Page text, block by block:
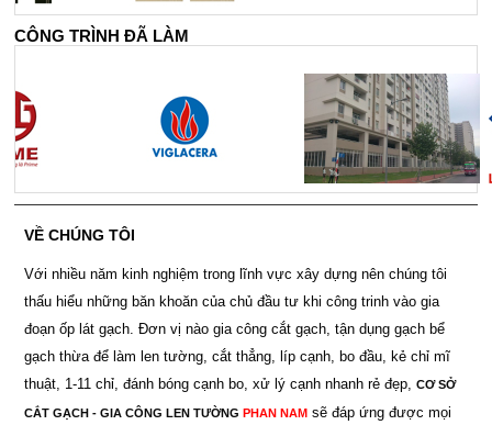
CÔNG TRÌNH ĐÃ LÀM
VỀ CHÚNG TÔI
Với nhiều năm kinh nghiệm trong lĩnh vực xây dựng nên chúng tôi
thấu hiểu những băn khoăn của chủ đầu tư khi công trinh vào gia
đoạn ốp lát gạch. Đơn vị nào gia công cắt gạch, tận dụng gạch bể
gạch thừa để làm len tường, cắt thẳng, líp cạnh, bo đầu, kẻ chỉ mĩ
thuật, 1-11 chỉ, đánh bóng cạnh bo, xử lý cạnh nhanh rẻ đẹp,
CƠ SỞ
CẮT GẠCH - GIA CÔNG LEN TƯỜNG PHAN NAMsẽ đáp ứng được mọi